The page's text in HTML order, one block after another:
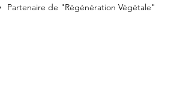
Partenaire de "Régénération Végétale"